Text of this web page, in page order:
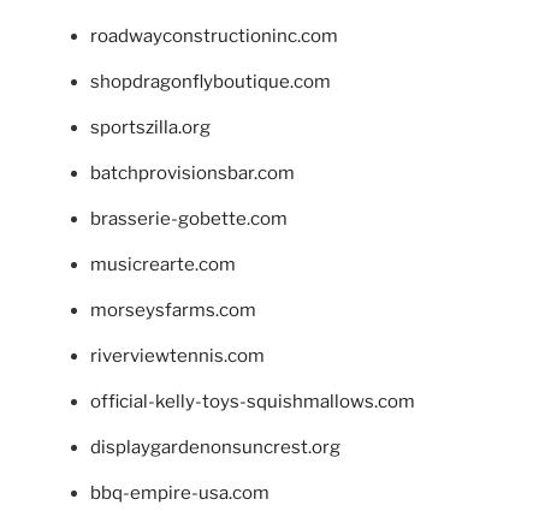
roadwayconstructioninc.com
shopdragonflyboutique.com
sportszilla.org
batchprovisionsbar.com
brasserie-gobette.com
musicrearte.com
morseysfarms.com
riverviewtennis.com
official-kelly-toys-squishmallows.com
displaygardenonsuncrest.org
bbq-empire-usa.com